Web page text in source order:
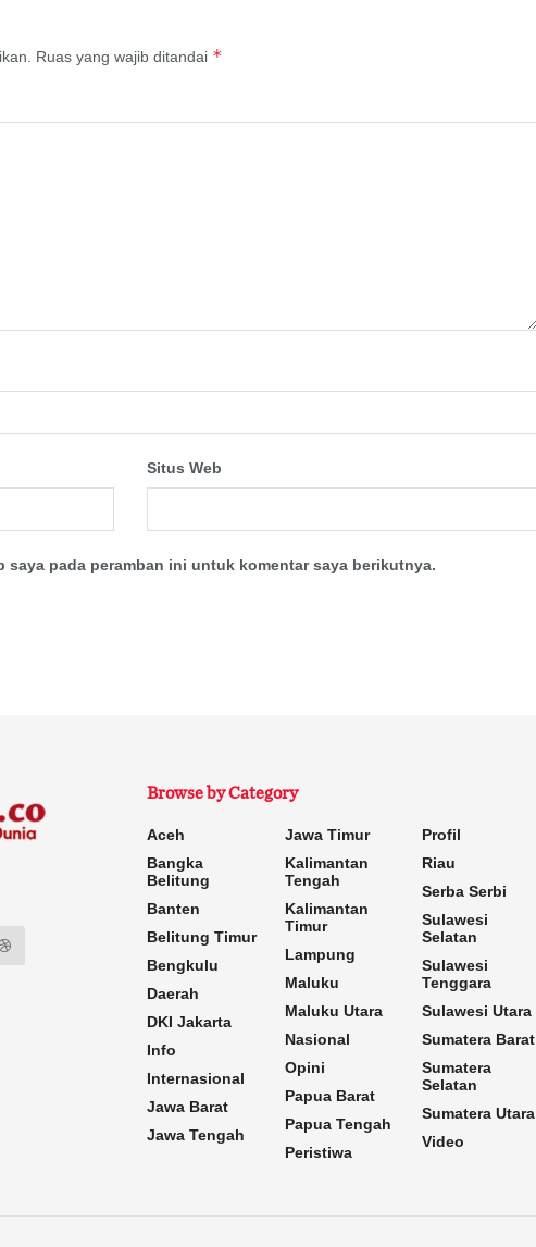
Ruas yang wajib ditandai *
Situs Web
saya pada peramban ini untuk komentar saya berikutnya.
Browse by Category
Aceh
Bangka
Belitung
Banten
Belitung Timur
Bengkulu
Daerah
DKI Jakarta
Info
Internasional
Jawa Barat
Jawa Tengah
Jawa Timur
Kalimantan
Tengah
Kalimantan
Timur
Lampung
Maluku
Maluku Utara
Nasional
Opini
Papua Barat
Papua Tengah
Peristiwa
Profil
Riau
Serba Serbi
Sulawesi
Selatan
Sulawesi
Tenggara
Sulawesi Utara
Sumatera Barat
Sumatera
Selatan
Sumatera Utara
Video